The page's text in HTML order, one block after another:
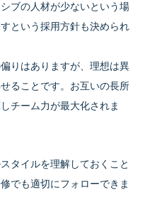
ブの人材が少ないという場
という採用方針も決められ
りはありますが、理想は異
ることです。お互いの長所
チーム力が最大化されま
タイルを理解しておくこと
でも適切にフォローできま